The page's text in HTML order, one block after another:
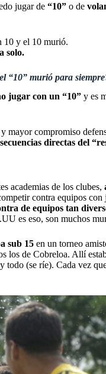
jugar de “10” o de
10 y el 10 murió.
solo.
“10” murió para
jugar con un “10” y es
y mayor compromiso
directas del
academias de los clubes,
contra equipos con
de equipos tan
es eso, son muchos
sub 15 en un torneo
los de Cobreloa. Allí
(se ríe). Cada vez